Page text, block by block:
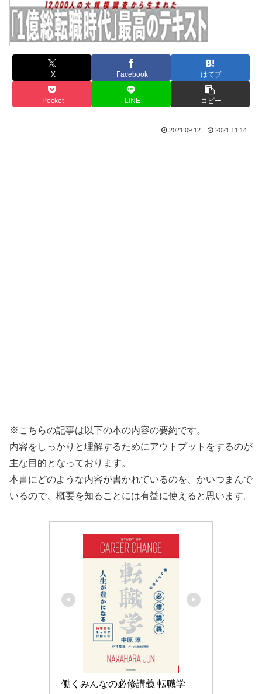
X Facebook はてブ
Pocket LINE コピー
2021.09.12 2021.11.14
※こちらの記事は以下の本の内容の要約です。
内容をしっかりと理解するためにアウトプットをするのが
主な目的となっております。
本書にどのような内容が書かれているのを、かいつまんで
いるので、概要を知ることには有益に使えると思います。
働くみんなの必修講義 転職学